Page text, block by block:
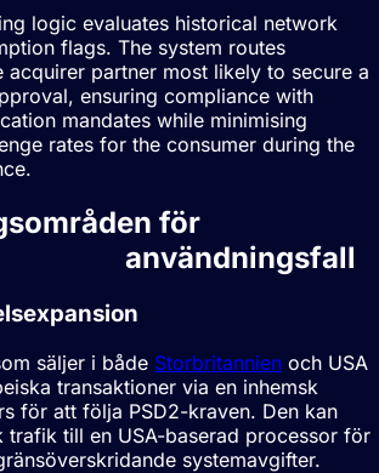
logic evaluates historical network
flags. The system routes
acquirer partner most likely to secure a
ensuring compliance with
mandates while minimising
rates for the consumer during the
för
användningsfall
säljer i både Storbritannien och USA
transaktioner via en inhemsk
för att följa PSD2-kraven. Den kan
trafik till en USA-baserad processor för
systemavgifter.